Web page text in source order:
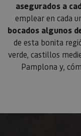
asegurados a
emplear en cada
bocados algunos
de esta bonita
verde, castillos
Pamplona y,